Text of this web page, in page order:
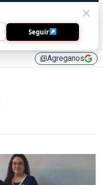
library_addAgreganos
Seguir